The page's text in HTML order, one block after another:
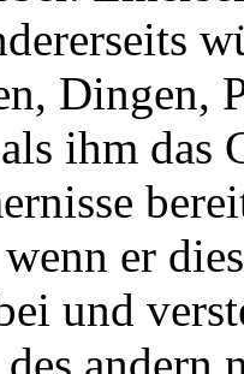
Dingen,
ihm das
er
und
andern